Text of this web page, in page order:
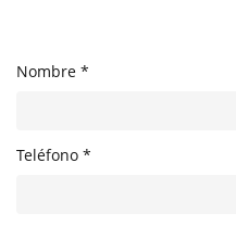
Nombre *
Teléfono *